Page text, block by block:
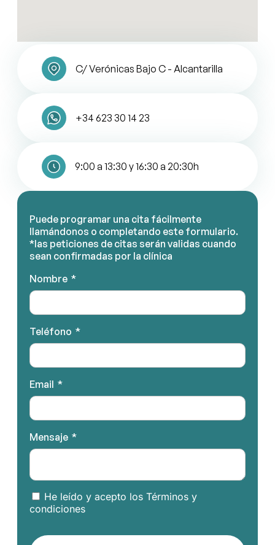
C/ Verónicas Bajo C - Alcantarilla
+34 623 30 14 23
9:00 a 13:30 y 16:30 a 20:30h
Puede programar una cita fácilmente
llamándonos o completando este formulario.
*las peticiones de citas serán validas cuando
sean confirmadas por la clínica
Nombre
Teléfono
Email
Mensaje
He leído y acepto los Términos y
condiciones